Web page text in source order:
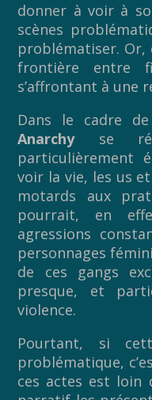
donner à voir à
scènes
problématiser. Or,
frontière entre
s’affrontant à une
Dans le cadre
Anarchyse
particulièrement
voir la vie, les us
motards aux
pourrait, en
agressions
personnages
de ces gangs
presque, et
violence.
Pourtant, si
problématique,
ces actes est loin